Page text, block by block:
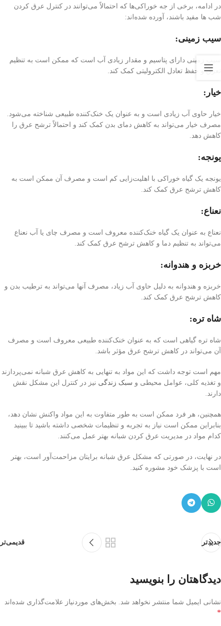
در ادامه، برخی از جه خوراکی‌ها که احتمالاً می‌توانند در کنترل عرق کردن
شب ها مفید باشند، آورده شده‌اند:
سیب زمینی:
سیب زمینی دارای پتاسیم و مقدار زیادی آب است که ممکن است به تنظیم
تعرق و حفظ تعادل الکترولیتی کمک کند.
خیار:
خیار حاوی آب زیادی است و به عنوان یک خنک‌کننده طبیعی شناخته می‌شود.
مصرف خیار می‌تواند به کاهش دمای بدن کمک کند و احتمالاً ترشح عرق را
کاهش دهد.
یونجه:
یونجه یک گیاه خوراکی با اهلیت‌زایی کم است و مصرف آن ممکن است به
کاهش ترشح عرق کمک کند.
نعناع:
نعناع به عنوان یک گیاه خنک‌کننده معروف است و مصرف چای یا آب نعناع
می‌تواند به تنظیم دما و کاهش ترشح عرق کمک کند.
خربزه و هندوانه:
خربزه و هندوانه به دلیل حاوی آب زیاد، مصرف آنها می‌تواند به ترطیب بدن و
کاهش ترشح عرق کمک کند.
شاه تره:
شاه تره گیاهی است که به عنوان خنک‌کننده طبیعی معروف است و مصرف
آن می‌تواند در کاهش ترشح عرق مؤثر باشد.
مهم است توجه داشت که این مواد به تنهایی به کاهش عرق شبانه نمی‌پردازند
و تغذیه کلی، عوامل محیطی و سبک زندگی نیز در کنترل این مشکل نقش
دارند.
همچنین، هر فرد ممکن است به طور متفاوت به این مواد واکنش نشان دهد،
بنابراین ممکن است نیاز به تجربه و تنظیمات شخصی داشته باشید تا ببینید
کدام مواد در مدیریت عرق کردن شبانه بهتر عمل می‌کنند.
در نهایت، در صورتی که مشکل عرق شبانه برایتان مزاحمت‌آور است، بهتر
است با پزشک خود مشوره کنید.
جدیدتر قدیمی‌تر
دیدگاهتان را بنویسید
نشانی ایمیل شما منتشر نخواهد شد. بخش‌های موردنیاز علامت‌گذاری شده‌اند
*